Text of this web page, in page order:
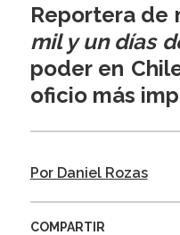
Reportera de
mil y un días
poder en
oficio más
Por Daniel Rozas
COMPARTIR